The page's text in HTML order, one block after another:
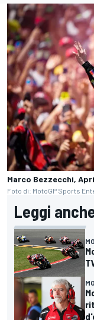
Marco Bezzecchi,
Foto di: MotoGP Sports
Leggi